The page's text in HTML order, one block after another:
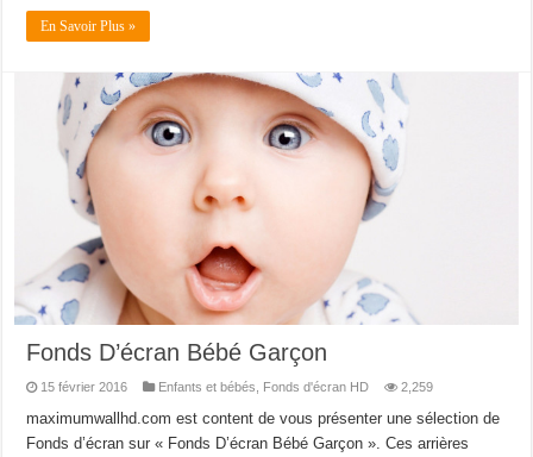
En Savoir Plus »
Fonds D’écran Bébé Garçon
15 février 2016 Enfants et bébés Fonds d'écran HD 2,259
maximumwallhd.com est content de vous présenter une sélection de
Fonds d’écran sur « Fonds D’écran Bébé Garçon ». Ces arrières